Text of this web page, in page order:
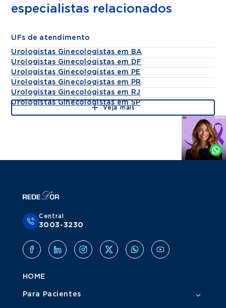
especialistas relacionados
UFs de atendimento
Urologistas Ginecologistas em BA
Urologistas Ginecologistas em DF
Urologistas Ginecologistas em PE
Urologistas Ginecologistas em PR
Urologistas Ginecologistas em RJ
Urologistas Ginecologistas em SP
Veja mais
Agende
Whatsapp
Central
3003-3230
HOME
Para Pacientes